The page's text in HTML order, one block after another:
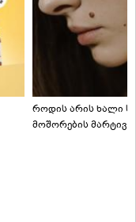
როდის არის ხალი
მოშორების